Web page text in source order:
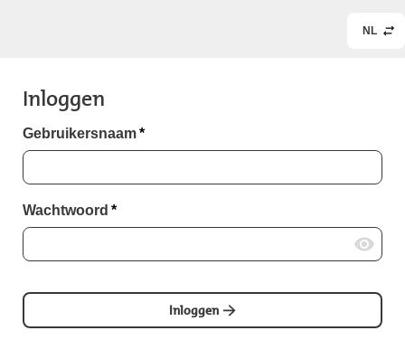
NL
Inloggen
Gebruikersnaam*
Wachtwoord *
Inloggen